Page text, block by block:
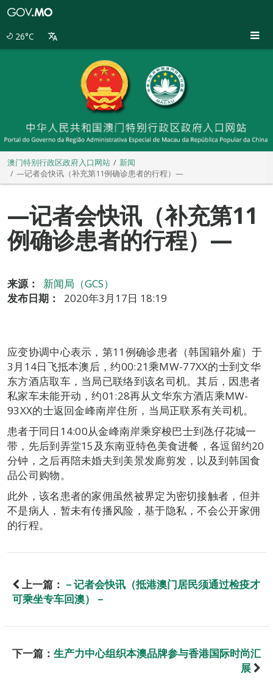
26°C
澳门特别行政区政府入口网站
新闻
—记者会快讯（补充第11例确诊患者的行程）—
—记者会快讯（补充第11
例确诊患者的行程）—
来源：
新闻局（GCS）
发布日期：
2020年3月17日 18:19
应变协调中心表示，第11例确诊患者（韩国籍外雇）于
3月14日飞抵本澳后，约00:21乘MW-77XX的士到文华
东方酒店取车，当局已联络到该名司机。其后，因患者
私家车未能开动，约01:28再从文华东方酒店乘MW-
93XX的士返回金峰南岸住所，当局正联系有关司机。
患者于同日14:00从金峰南岸乘穿梭巴士到氹仔花城一
带，先后到弄堂15及东南亚特色美食进餐，各逗留约20
分钟，之后再陪未婚夫到美景发廊剪发，以及到韩国食
品公司购物。
此外，该名患者的家佣虽然被界定为密切接触者，但并
不是病人，暂未有传播风险，基于隐私，不会公开家佣
的行程。
上一篇： －记者会快讯（抵港澳门居民须通过检疫才
可乘坐专车回澳）－
下一篇： 生产力中心组织本澳品牌参与香港国际时尚汇
展